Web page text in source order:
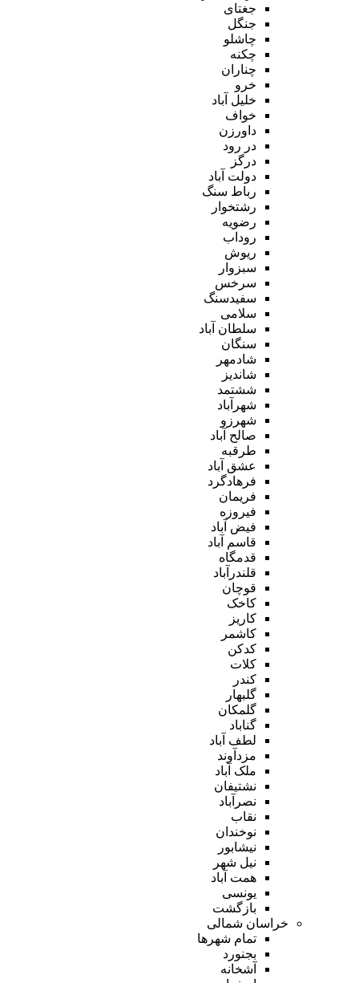
جغتای
جنگل
چاشلو
چکنه
چناران
خرو
خلیل آباد
خواف
داورزن
در رود
درگز
دولت آباد
رباط سنگ
رشتخوار
رضویه
روداب
ریوش
سبزوار
سرخس
سفیدسنگ
سلامی
سلطان آباد
سنگان
شادمهر
شاندیز
ششتمد
شهرآباد
شهرزو
صالح آباد
طرقبه
عشق آباد
فرهادگرد
فریمان
فیروزه
فیض آباد
قاسم آباد
قدمگاه
قلندرآباد
قوچان
کاخک
کاریز
کاشمر
کدکن
کلات
کندر
گلبهار
گلمکان
گناباد
لطف آباد
مزدآوند
ملک آباد
نشتیفان
نصرآباد
نقاب
نوخندان
نیشابور
نیل شهر
همت آباد
یونسی
بازگشت
خراسان شمالی
تمام شهر‌ها
بجنورد
آشخانه